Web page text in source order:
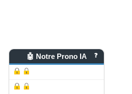
🤖 Notre Prono IA ❓